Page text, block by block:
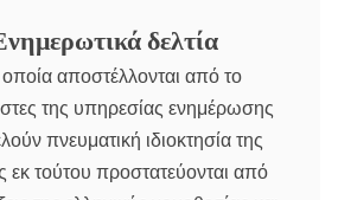
δελτία
αποστέλλονται από το
της υπηρεσίας ενημέρωσης
πνευματική ιδιοκτησία της
εκ τούτου προστατεύονται από